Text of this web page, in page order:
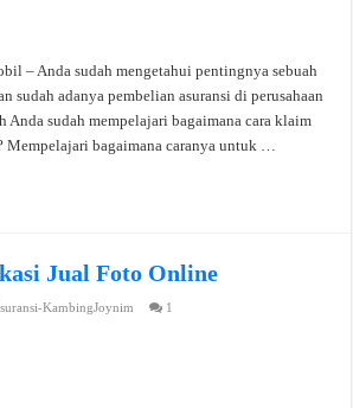
– Anda sudah mengetahui pentingnya sebuah
sudah adanya pembelian asuransi di perusahaan
Anda sudah mempelajari bagaimana cara klaim
Mempelajari bagaimana caranya untuk …
Jual Foto Online
KambingJoynim 1